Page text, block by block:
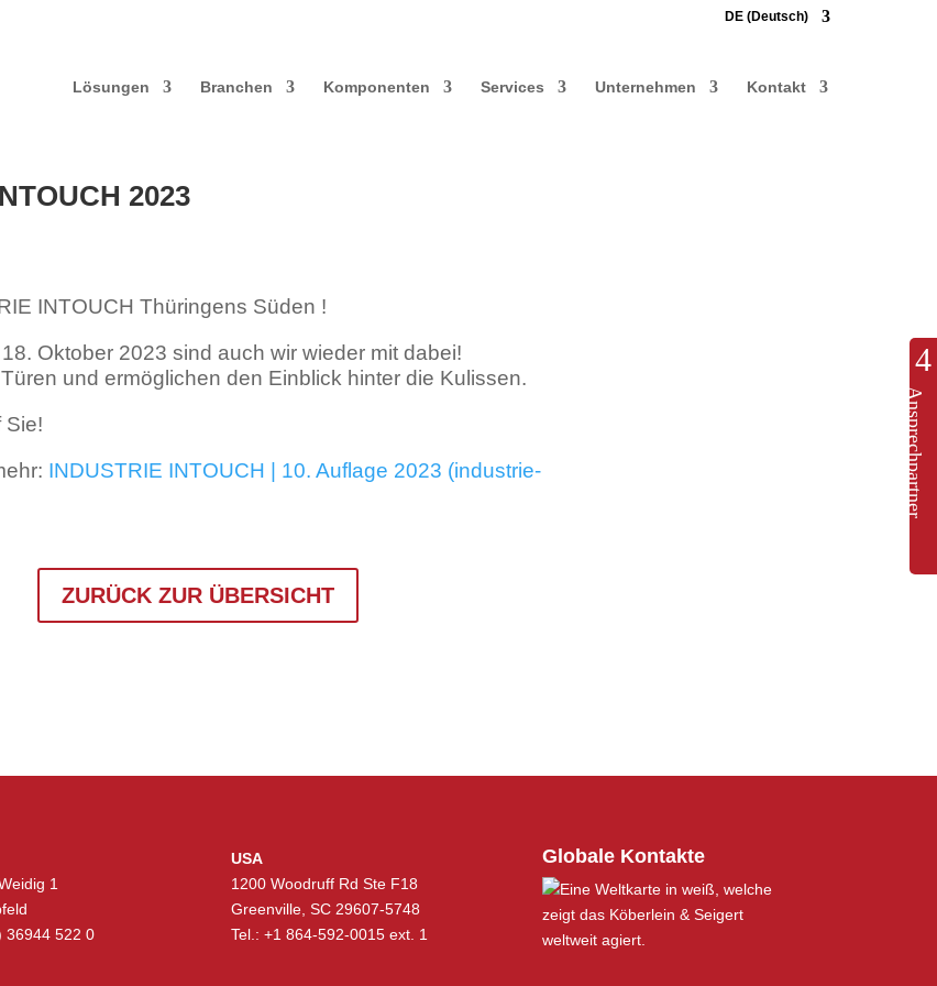
DE (Deutsch)
Lösungen Branchen Komponenten Services Unternehmen Kontakt
2023
INTOUCH Thüringens Süden !
Oktober 2023 sind auch wir wieder mit dabei!
und ermöglichen den Einblick hinter die Kulissen.
Sie!
INDUSTRIE INTOUCH | 10. Auflage 2023 (industrie-
ZURÜCK ZUR ÜBERSICHT
Ansprechpartner
1
36944 522 0
USA
1200 Woodruff Rd Ste F18
Greenville, SC 29607-5748
Tel.: +1 864-592-0015 ext. 1
Globale Kontakte